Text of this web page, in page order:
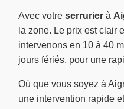
Avec votre serrurier à
la zone. Le prix est clair
intervenons en 10 à 40
jours fériés, pour une
Où que vous soyez à
une intervention rapide